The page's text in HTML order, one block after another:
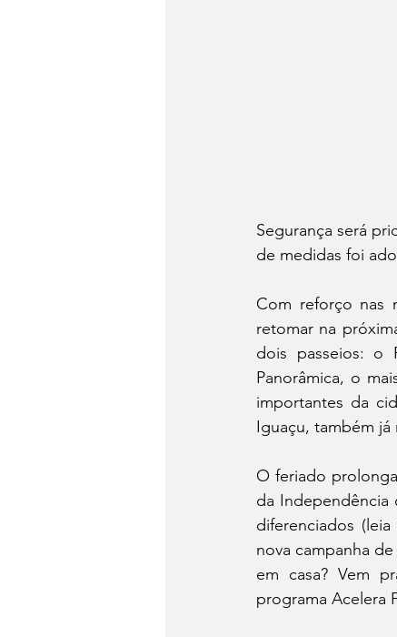
Segurança será
de medidas foi
Com reforço nas
retomar na
dois passeios: o
Panorâmica, o
importantes da
Iguaçu, também já
O feriado
da Independência
diferenciados
nova campanha
em casa? Vem
programa Acelera